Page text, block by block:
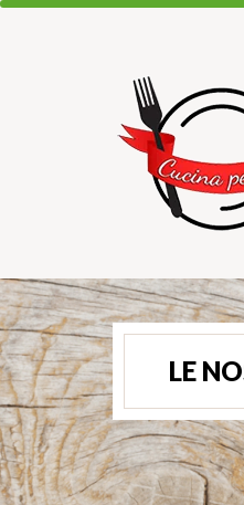
LE